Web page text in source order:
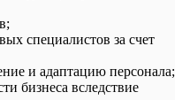
специалистов за счет
и адаптацию персонала;
бизнеса вследствие